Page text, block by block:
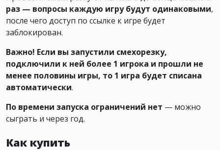
раз — вопросы каждую игру будут одинаковыми,
после чего доступ по ссылке к игре будет
заблокирован.
Важно! Если вы запустили смехорезку,
подключили к ней более 1 игрока и прошли не
менее половины игры, то 1 игра будет списана
автоматически.
По времени запуска ограничений нет — можно
сыграть и через год.
Как купить